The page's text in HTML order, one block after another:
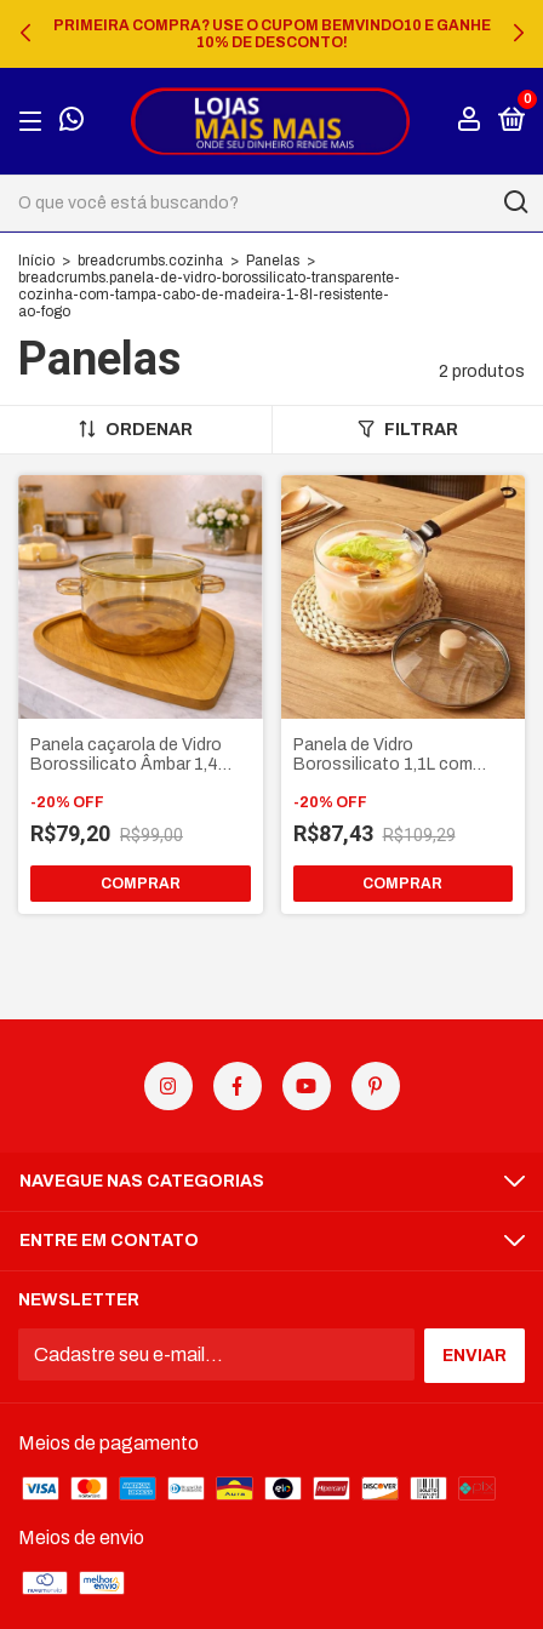
PRIMEIRA COMPRA? USE O CUPOM BEMVINDO10 E GANHE
10% DE DESCONTO!
0
Início > breadcrumbs.cozinha > Panelas >
breadcrumbs.panela-de-vidro-borossilicato-transparente-
cozinha-com-tampa-cabo-de-madeira-1-8l-resistente-
ao-fogo
Panelas 2 produtos
ORDENAR FILTRAR
Panela caçarola de Vidro
Borossilicato Âmbar 1,4
dupla
-20% OFF
R$79,20 R$99,00
COMPRAR
Panela de Vidro
Borossilicato 1,1L com
-20% OFF
R$87,43 R$109,29
COMPRAR
NAVEGUE NAS CATEGORIAS
ENTRE EM CONTATO
NEWSLETTER
Meios de pagamento
Meios de envio